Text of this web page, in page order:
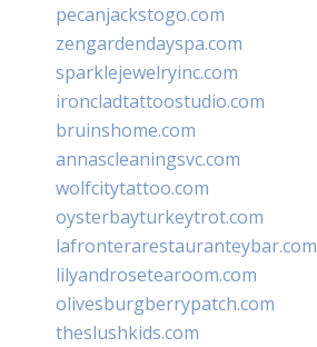
pecanjackstogo.com
zengardendayspa.com
sparklejewelryinc.com
ironcladtattoostudio.com
bruinshome.com
annascleaningsvc.com
wolfcitytattoo.com
oysterbayturkeytrot.com
lafronterarestauranteybar.com
lilyandrosetearoom.com
olivesburgberrypatch.com
theslushkids.com